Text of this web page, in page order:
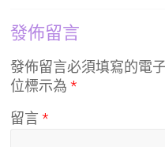
發佈留言
發佈留言必須填寫的電
位標示為*
留言*